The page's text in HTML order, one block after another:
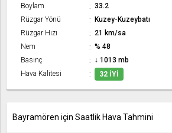
Boylam
33.2
Rüzgar Yönü
Kuzey-Kuzeybatı
Rüzgar Hızı
21 km/sa
Nem
% 48
Basınç
↓ 1013 mb
Hava Kalitesi
32 İYI
Bayramören için Saatlik Hava Tahmini